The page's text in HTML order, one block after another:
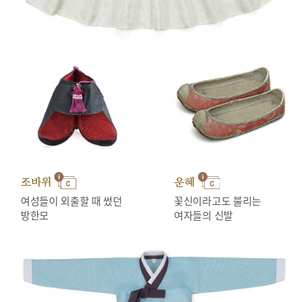
조바위
여성들이 외출할 때 썼던
방한모
운혜
꽃신이라고도 불리는
여자들의 신발